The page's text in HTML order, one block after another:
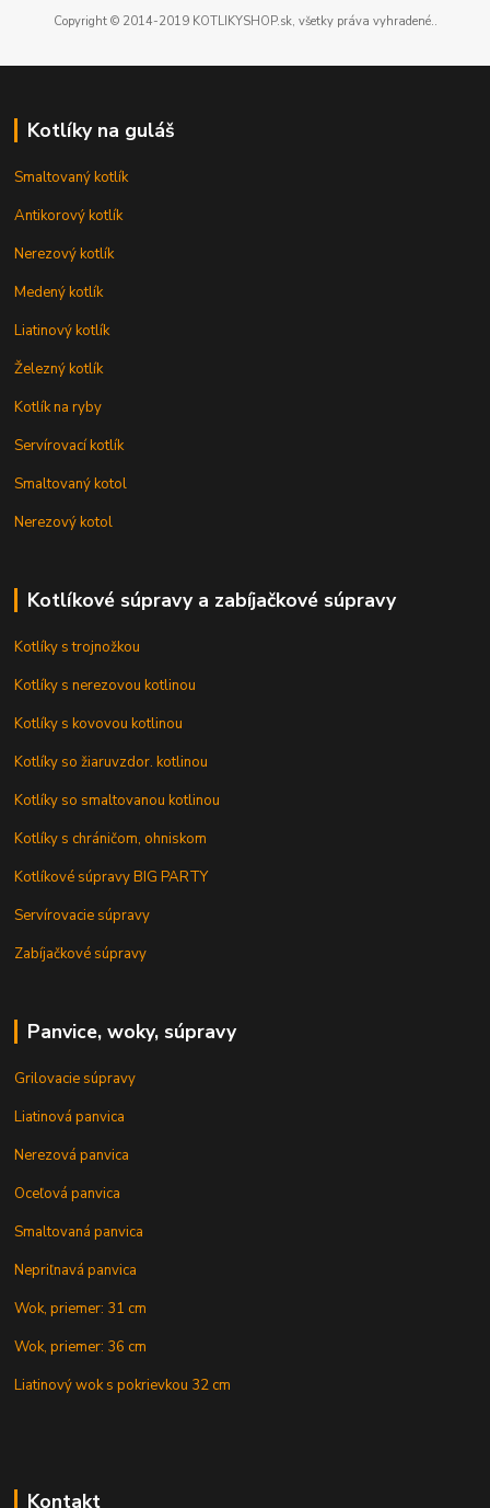
Copyright © 2014-2019 KOTLIKYSHOP.sk, všetky práva vyhradené..
Kotlíky na guláš
Smaltovaný kotlík
Antikorový kotlík
Nerezový kotlík
Medený kotlík
Liatinový kotlík
Železný kotlík
Kotlík na ryby
Servírovací kotlík
Smaltovaný kotol
Nerezový kotol
Kotlíkové súpravy a zabíjačkové súpravy
Kotlíky s trojnožkou
Kotlíky s nerezovou kotlinou
Kotlíky s kovovou kotlinou
Kotlíky so žiaruvzdor. kotlinou
Kotlíky so smaltovanou kotlinou
Kotlíky s chráničom, ohniskom
Kotlíkové súpravy BIG PARTY
Servírovacie súpravy
Zabíjačkové súpravy
Panvice, woky, súpravy
Grilovacie súpravy
Liatinová panvica
Nerezová panvica
Oceľová panvica
Smaltovaná panvica
Nepriľnavá panvica
Wok, priemer: 31 cm
Wok, priemer: 36 cm
Liatinový wok s pokrievkou 32 cm
Kontakt